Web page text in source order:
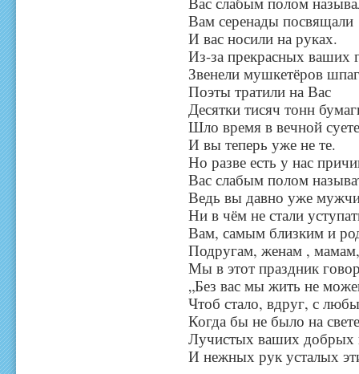
Вам серенады посвящали
И вас носили на руках.
Из-за прекрасных ваших
Звенели мушкетёров
Поэты тратили на Вас
Десятки тисяч тонн
Шло время в вечной
И вы теперь уже не те.
Но разве есть у нас
Вас слабым полом
Ведь вы давно уже
Ни в чём не стали
Вам, самым близким и
Подругам, женам , мамам,
Мы в этот праздник
„Без вас мы жить не
Чтоб стало, вдруг, с
Когда бы не было на
Лучистых ваших добрых
И нежных рук усталых